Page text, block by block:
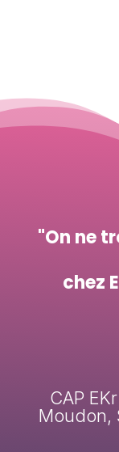
"On ne
chez
CAP
Moudon,